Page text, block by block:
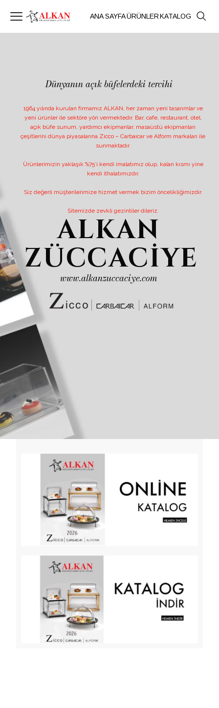
ANA SAYFAÜRÜNLERKATALOG
ALKAN
ZÜCCACİYE
www.alkanzuccaciye.com
1964 yılında kurulan firmamız ALKAN, her zaman yeni tasarımlar ve
yeni ürünler ile sektöre yön vermektedir. Bar, cafe, restaurant, otel,
açık büfe sunum, yardımcı ekipmanlar, masaüstü ekipmanları
çeşitlerini dünya piyasalarına Zicco – Carbaicar ve Alform markaları ile
sunmaktadır.
Ürünlerimizin yaklaşık %75’i kendi imalatımız olup, kalan kısmı yine
kendi ithalatımızdır.
Siz değerli müşterilerimize hizmet vermek bizim öncelikliğimizdir.
Sitemizde zevkli gezintiler dileriz.
Dünyanın açık büfelerdeki tercihi